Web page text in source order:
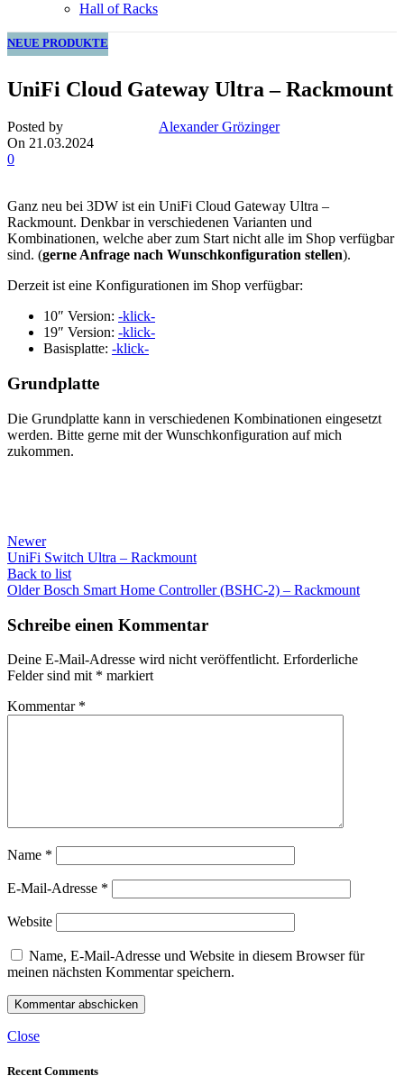
Hall of Racks
NEUE PRODUKTE
UniFi Cloud Gateway Ultra – Rackmount
Posted by
Alexander Grözinger
On 21.03.2024
0
Ganz neu bei 3DW ist ein UniFi Cloud Gateway Ultra –
Rackmount. Denkbar in verschiedenen Varianten und
Kombinationen, welche aber zum Start nicht alle im Shop verfügbar
sind. (gerne Anfrage nach Wunschkonfiguration stellen).
Derzeit ist eine Konfigurationen im Shop verfügbar:
10″ Version: -klick-
19″ Version: -klick-
Basisplatte: -klick-
Grundplatte
Die Grundplatte kann in verschiedenen Kombinationen eingesetzt
werden. Bitte gerne mit der Wunschkonfiguration auf mich
zukommen.
Newer
UniFi Switch Ultra – Rackmount
Back to list
Older Bosch Smart Home Controller (BSHC-2) – Rackmount
Schreibe einen Kommentar
Deine E-Mail-Adresse wird nicht veröffentlicht. Erforderliche
Felder sind mit * markiert
Kommentar *
Name *
E-Mail-Adresse *
Website
Name, E-Mail-Adresse und Website in diesem Browser für
meinen nächsten Kommentar speichern.
Close
Recent Comments